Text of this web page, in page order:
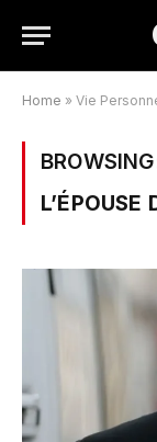
Home » Vie
L’ÉPOUSE